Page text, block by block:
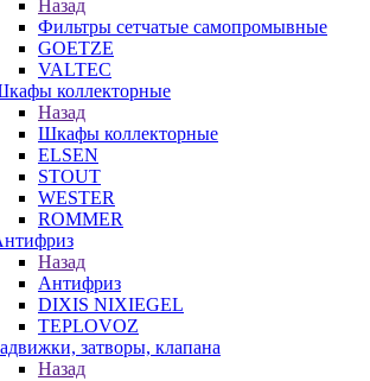
Назад
Фильтры сетчатые самопромывные
GOETZE
VALTEC
коллекторные
Назад
Шкафы коллекторные
ELSEN
STOUT
WESTER
ROMMER
Назад
Антифриз
DIXIS NIXIEGEL
TEPLOVOZ
затворы, клапана
Назад